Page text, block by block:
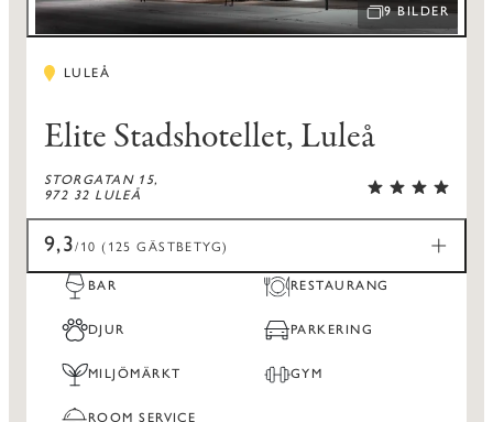
ÖPPNA BILDSPEL
9 BILDER
LULEÅ
Elite Stadshotellet, Luleå
STORGATAN 15,
972 32 LULEÅ
9,3/10 (125 GÄSTBETYG)
BAR RESTAURANG
DJUR PARKERING
MILJÖMÄRKT GYM
ROOM SERVICE